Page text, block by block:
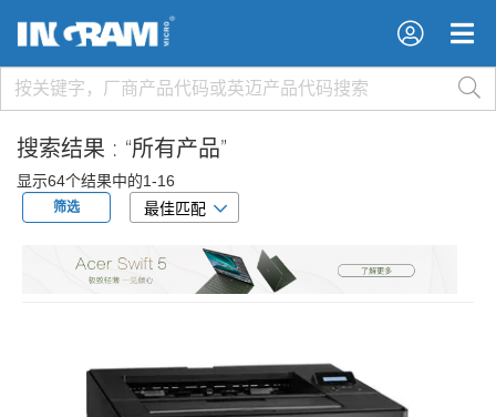
×
×
搜索结果 : “所有产品”
显示64个结果中的1-16
筛选 最佳匹配